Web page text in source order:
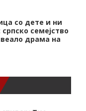
со дете и ни
семејство
драма на